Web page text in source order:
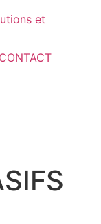
CONTACT